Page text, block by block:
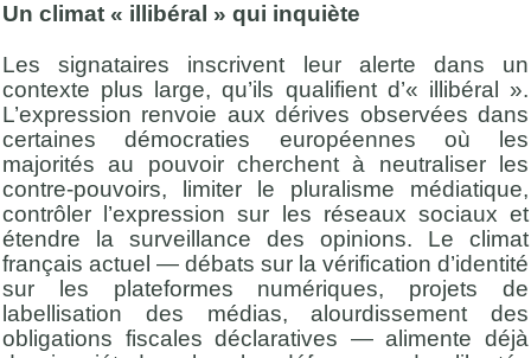
Un climat « illibéral » qui inquiète
Les signataires inscrivent leur alerte dans un
contexte plus large, qu’ils qualifient d’« illibéral ».
L’expression renvoie aux dérives observées dans
certaines démocraties européennes où les
majorités au pouvoir cherchent à neutraliser les
contre-pouvoirs, limiter le pluralisme médiatique,
contrôler l’expression sur les réseaux sociaux et
étendre la surveillance des opinions. Le climat
français actuel — débats sur la vérification d’identité
sur les plateformes numériques, projets de
labellisation des médias, alourdissement des
obligations fiscales déclaratives — alimente déjà